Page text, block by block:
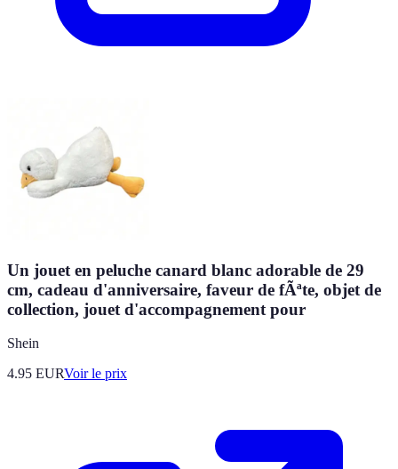
Un jouet en peluche canard blanc adorable de 29
cm, cadeau d'anniversaire, faveur de fÃªte, objet de
collection, jouet d'accompagnement pour
Shein
4.95 EURVoir le prix